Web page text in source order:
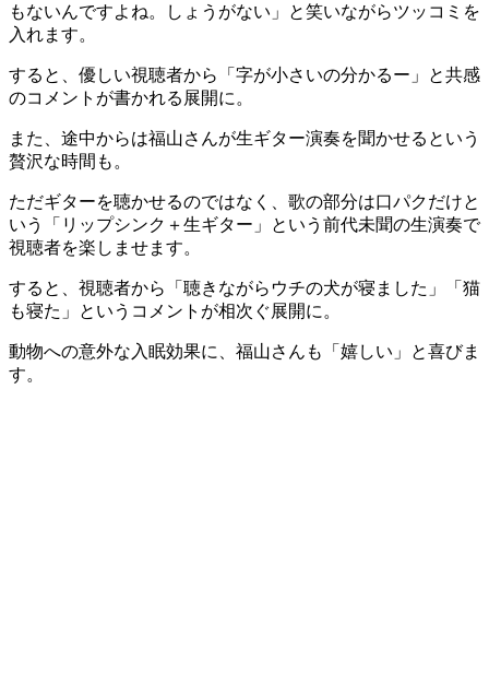
もないんですよね。しょうがない」と笑いながらツッコミを
入れます。
すると、優しい視聴者から「字が小さいの分かるー」と共感
のコメントが書かれる展開に。
また、途中からは福山さんが生ギター演奏を聞かせるという
贅沢な時間も。
ただギターを聴かせるのではなく、歌の部分は口パクだけと
いう「リップシンク＋生ギター」という前代未聞の生演奏で
視聴者を楽しませます。
すると、視聴者から「聴きながらウチの犬が寝ました」「猫
も寝た」というコメントが相次ぐ展開に。
動物への意外な入眠効果に、福山さんも「嬉しい」と喜びま
す。